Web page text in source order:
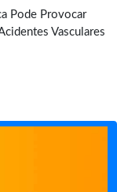
Pode Provocar
Vasculares